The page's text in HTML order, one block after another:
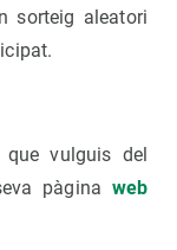
sorteig aleatori
vulguis del
pàgina web